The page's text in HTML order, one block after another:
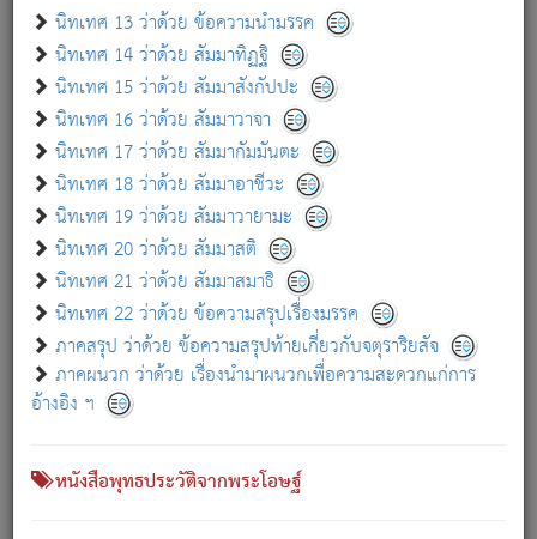
นิทเทศ 13 ว่าด้วย ข้อความนำมรรค
นิทเทศ 14 ว่าด้วย สัมมาทิฏฐิ
นิทเทศ 15 ว่าด้วย สัมมาสังกัปปะ
นิทเทศ 16 ว่าด้วย สัมมาวาจา
นิทเทศ 17 ว่าด้วย สัมมากัมมันตะ
นิทเทศ 18 ว่าด้วย สัมมาอาชีวะ
นิทเทศ 19 ว่าด้วย สัมมาวายามะ
นิทเทศ 20 ว่าด้วย สัมมาสติ
นิทเทศ 21 ว่าด้วย สัมมาสมาธิ
นิทเทศ 22 ว่าด้วย ข้อความสรุปเรื่องมรรค
ภาคสรุป ว่าด้วย ข้อความสรุปท้ายเกี่ยวกับจตุราริยสัจ
ภาคผนวก ว่าด้วย เรื่องนำมาผนวกเพื่อความสะดวกแก่การ
อ้างอิง ฯ
หนังสือพุทธประวัติจากพระโอษฐ์
เกี่ยวกับธรรมโฆษณ์ออนไลน์ (Disclaimer)
แม้ระบบ "ธรรมโฆษณ์ออนไลน์" พยายามปรับปรุงข้อมูลให้ถูกต้องมากที่สุด
ผู้ศึกษาก็พึงตรวจสอบกับตัวเล่มหนังสือต้นฉบับ ที่มีการพิมพ์ครั้งล่าสุด
ก่อนนำข้อมูลไปใช้ในการอ้างอิง"
เกี่ยวกับอัตถจารี|เกี่ยวกับการพัฒนา|แจ้งข้อผิดพลาด / แนะนำ
หนังสือที่เกี่ยวข้อง